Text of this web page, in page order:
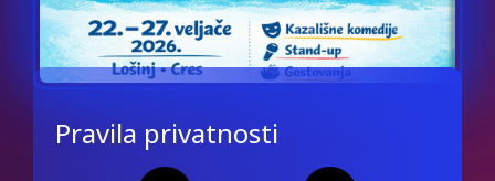
Pravila privatnosti